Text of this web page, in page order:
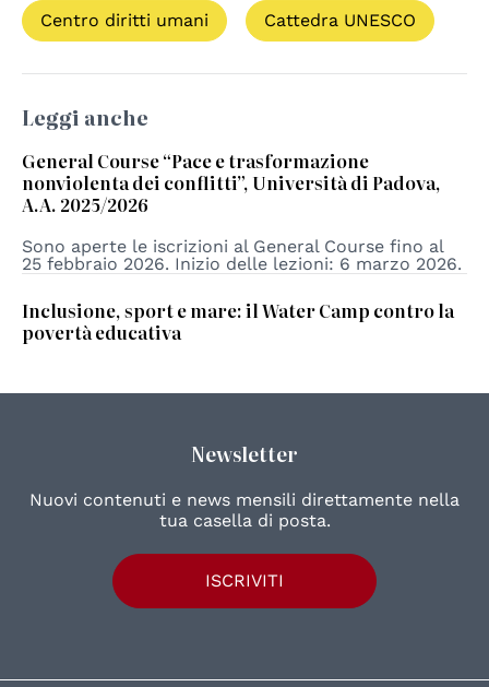
Centro diritti umani Cattedra UNESCO
Leggi anche
General Course “Pace e trasformazione
nonviolenta dei conflitti”, Università di Padova,
A.A. 2025/2026
Sono aperte le iscrizioni al General Course fino al
25 febbraio 2026. Inizio delle lezioni: 6 marzo 2026.
Inclusione, sport e mare: il Water Camp contro la
povertà educativa
Newsletter
Nuovi contenuti e news mensili direttamente nella
tua casella di posta.
ISCRIVITI